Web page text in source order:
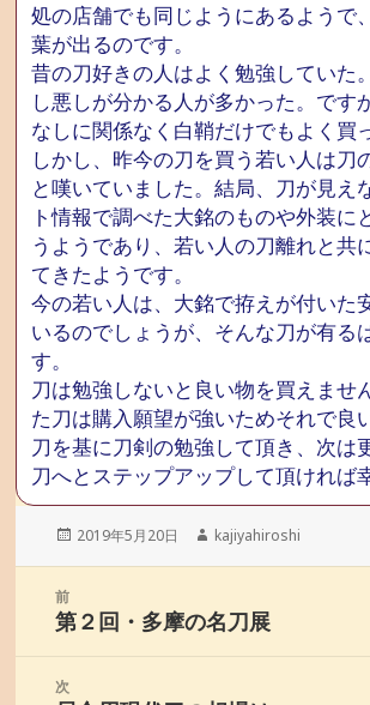
処の店舗でも同じようにあるようで
葉が出るのです。
昔の刀好きの人はよく勉強していた
し悪しが分かる人が多かった。です
なしに関係なく白鞘だけでもよく買
しかし、昨今の刀を買う若い人は刀
と嘆いていました。結局、刀が見え
ト情報で調べた大銘のものや外装に
うようであり、若い人の刀離れと共
てきたようです。
今の若い人は、大銘で拵えが付いた
いるのでしょうが、そんな刀が有る
す。
刀は勉強しないと良い物を買えませ
た刀は購入願望が強いためそれで良
刀を基に刀剣の勉強して頂き、次は
刀へとステップアップして頂ければ
投
2019年5月20日
作
kajiyahiroshi
前
前
投
第２回・多摩の名刀展
次